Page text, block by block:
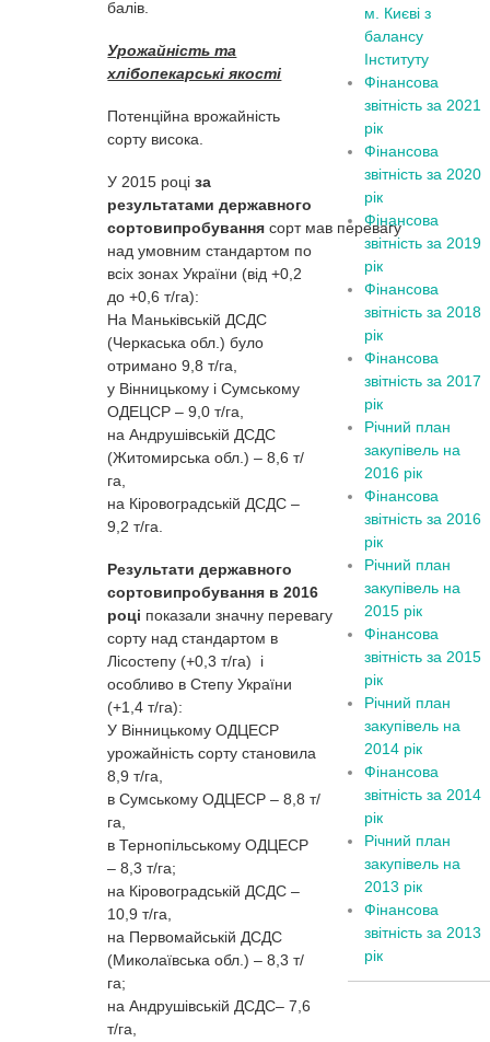
балів.
Урожайність та
хлібопекарські якості
Потенційна врожайність
сорту висока.
У 2015 роціза
результатами державного
сортовипробування сорт мав перевагу
над умовним стандартом по
всіх зонах України (від +0,2
до +0,6 т/га):
На Маньківській ДСДС
(Черкаська обл.) було
отримано 9,8 т/га,
у Вінницькому і Сумському
ОДЕЦСР – 9,0 т/га,
на Андрушівській ДСДС
(Житомирська обл.) – 8,6 т/
га,
на Кіровоградській ДСДС –
9,2 т/га.
Результати державного
сортовипробування в 2016
році показали значну перевагу
сорту над стандартом в
Лісостепу (+0,3 т/га) і
особливо в Степу України
(+1,4 т/га):
У Вінницькому ОДЦЕСР
урожайність сорту становила
8,9 т/га,
в Сумському ОДЦЕСР – 8,8 т/
га,
в Тернопільському ОДЦЕСР
– 8,3 т/га;
на Кіровоградській ДСДС –
10,9 т/га,
на Первомайській ДСДС
(Миколаївська обл.) – 8,3 т/
га;
на Андрушівській ДСДС– 7,6
т/га,
м. Києві з
балансу
Інституту
Фінансова
звітність за 2021
рік
Фінансова
звітність за 2020
рік
Фінансова
звітність за 2019
рік
Фінансова
звітність за 2018
рік
Фінансова
звітність за 2017
рік
Річний план
закупівель на
2016 рік
Фінансова
звітність за 2016
рік
Річний план
закупівель на
2015 рік
Фінансова
звітність за 2015
рік
Річний план
закупівель на
2014 рік
Фінансова
звітність за 2014
рік
Річний план
закупівель на
2013 рік
Фінансова
звітність за 2013
рік